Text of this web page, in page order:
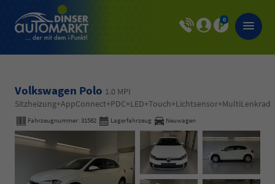
0
Volkswagen Polo 1.0 MPI
Sitzheizung+AppConnect+PDC+LED+Touch+Lichtsensor+MultiLenkrad
Fahrzeugnummer: 31582 Lagerfahrzeug Neuwagen